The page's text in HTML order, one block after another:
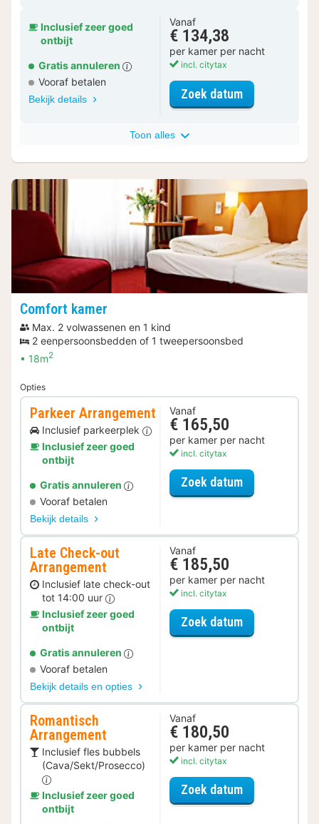
Inclusief zeer goed
ontbijt
Gratis annuleren
Vooraf betalen
Bekijk details
Vanaf
€ 134,38
per kamer per nacht
incl. citytax
Zoek datumvoor
Toon alles
Comfort kamer
Max. 2 volwassenen en 1 kind
2 eenpersoonsbedden of 1 tweepersoonsbed
18m2
Opties
Parkeer Arrangement
Inclusief parkeerplek
Inclusief zeer goed
ontbijt
Gratis annuleren
Vooraf betalen
Bekijk details
Vanaf
€ 165,50
per kamer per nacht
incl. citytax
Zoek datumvoor Parkeer
Late Check-out
Arrangement
Inclusief late check-out
tot 14:00 uur
Inclusief zeer goed
ontbijt
Gratis annuleren
Vooraf betalen
Bekijk details en opties
Vanaf
€ 185,50
per kamer per nacht
incl. citytax
Zoek datumvoor Late
Romantisch
Arrangement
Inclusief fles bubbels
(Cava/Sekt/Prosecco)
Inclusief zeer goed
ontbijt
Vanaf
€ 180,50
per kamer per nacht
incl. citytax
Zoek datumvoor